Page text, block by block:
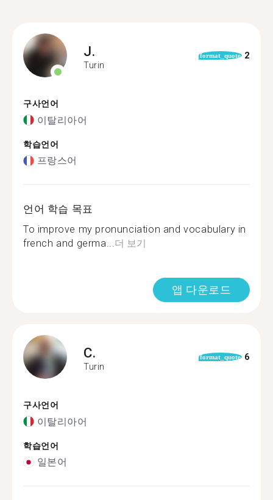
J.
Turin
format_quote 2
구사언어
이탈리아어
학습언어
프랑스어
언어 학습 목표
To improve my pronunciation and vocabulary in
french and germa...더 보기
앱 다운로드
C.
Turin
format_quote 6
구사언어
이탈리아어
학습언어
일본어